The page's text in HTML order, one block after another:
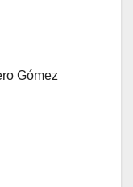
Gómez